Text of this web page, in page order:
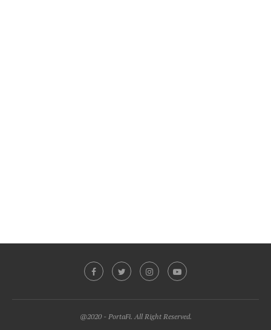
@2020 - PortaFi. All Right Reserved.